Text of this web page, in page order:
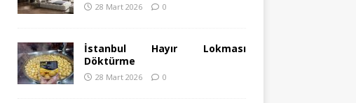
28 Mart 2026 0
İstanbul Hayır Lokması
Döktürme
28 Mart 2026 0